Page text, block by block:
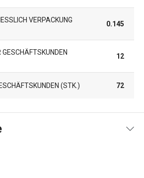
VERPACKUNG (
0.145
GESCHÄFTSKUNDEN
12
(STK.) 72